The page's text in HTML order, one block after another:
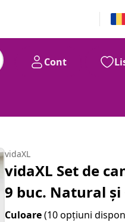
Cont
vidaXL
vidaXL Set de
9 buc. Natural și
Culoare(10 opțiuni